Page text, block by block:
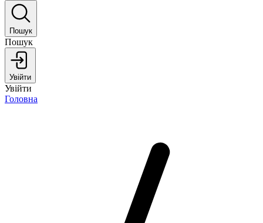
Пошук
Пошук
Увійти
Увійти
Головна